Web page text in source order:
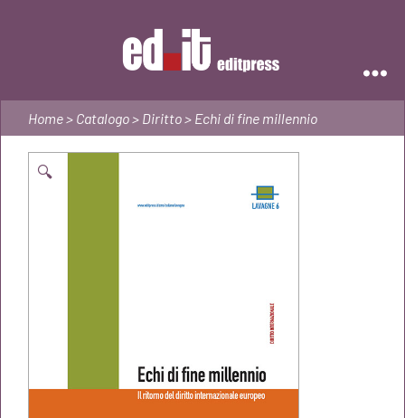
Home> Catalogo> Diritto> Echi di fine millennio
🔍